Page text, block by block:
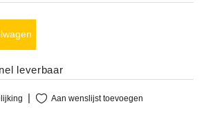
leverbaar
Aan wenslijst toevoegen